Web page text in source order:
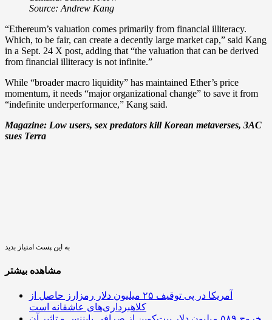
Source: Andrew Kang
“Ethereum’s valuation comes primarily from financial illiteracy.
Which, to be fair, can create a decently large market cap,” said Kang
in a Sept. 24 X post, adding that “the valuation that can be derived
from financial illiteracy is not infinite.”
While “broader macro liquidity” has maintained Ether’s price
momentum, it needs “major organizational change” to save it from
“indefinite underperformance,” Kang said.
Magazine: Low users, sex predators kill Korean metaverses, 3AC
sues Terra
به این پست امتیاز بدید
مشاهده بیشتر
آمریکا در پی توقیف ۲۵ میلیون دلار رمزارز حاصل از
کلاهبرداری‌های عاشقانه است